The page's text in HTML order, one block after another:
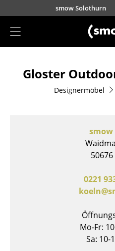
Direkt zum Inhaltsmow Solothurn
Sitzmöbel
Esszimmerstühle
Gloster
Designermöbel
smow
0221
Mo-Fr:
Sa: 10-